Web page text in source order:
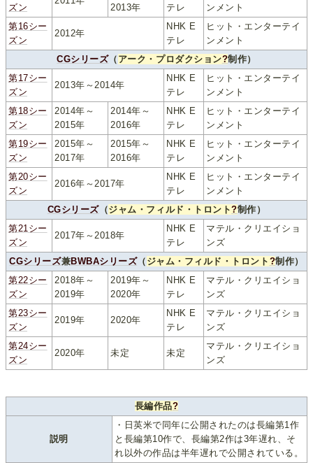
ズン
2013年
テレ
ンメント
第16シー
ズン
2012年
NHK E
テレ
ヒット・エンターテイ
ンメント
CGシリーズ（ アーク・プロダクション?制作）
第17シー
ズン
2013年～2014年
NHK E
テレ
ヒット・エンターテイ
ンメント
第18シー
ズン
2014年～
2015年
2014年～
2016年
NHK E
テレ
ヒット・エンターテイ
ンメント
第19シー
ズン
2015年～
2017年
2015年～
2016年
NHK E
テレ
ヒット・エンターテイ
ンメント
第20シー
ズン
2016年～2017年
NHK E
テレ
ヒット・エンターテイ
ンメント
CGシリーズ（ジャム・フィルド・トロント?制作）
第21シー
ズン
2017年～2018年
NHK E
テレ
マテル・クリエイショ
ンズ
CGシリーズ兼BWBAシリーズ（ ジャム・フィルド・トロント ?制作）
第22シー
ズン
2018年～
2019年
2019年～
2020年
NHK E
テレ
マテル・クリエイショ
ンズ
第23シー
ズン
2019年 2020年
NHK E
テレ
マテル・クリエイショ
ンズ
第24シー
ズン
2020年 未定 未定
マテル・クリエイショ
ンズ
長編作品?
説明
・日英米で同年に公開されたのは長編第1作
と長編第10作で、長編第2作は3年遅れ、そ
れ以外の作品は半年遅れで公開されている。